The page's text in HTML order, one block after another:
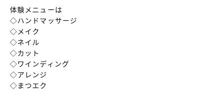
体験メニューは
◇ハンドマッサージ
◇メイク
◇ネイル
◇カット
◇ワインディング
◇アレンジ
◇まつエク